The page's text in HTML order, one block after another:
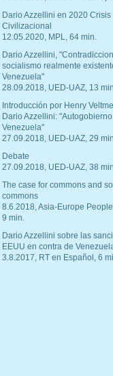
Dario Azzellini en 2020 Crisis
Civilizacional
12.05.2020, MPL, 64 min.
Dario Azzellini,
socialismo realmente
Venezuela"
28.09.2018, UED-UAZ, 13
Introducción por Henry
Dario Azzellini:
Venezuela"
27.09.2018, UED-UAZ, 29
Debate
27.09.2018, UED-UAZ, 38
The case for commons and
commons
8.6.2018, Asia-Europe
9 min.
Dario Azzellini sobre las
EEUU en contra de
3.8.2017, RT en Español, 6